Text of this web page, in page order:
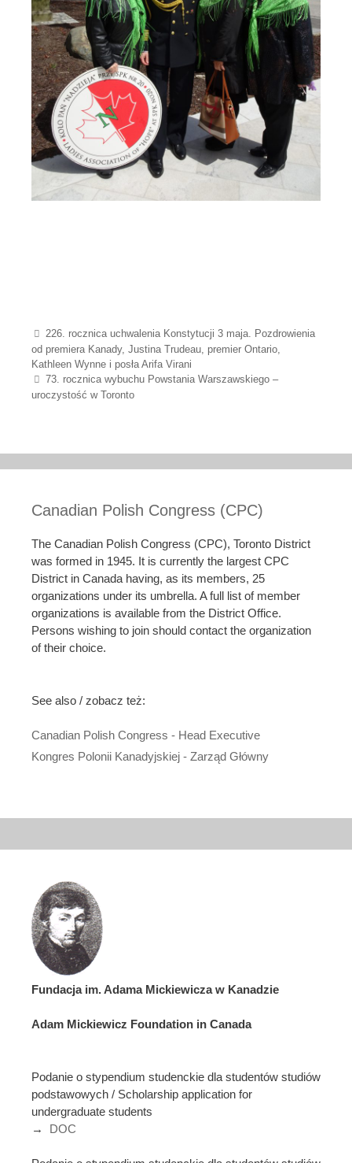
Post navigation
226. rocznica uchwalenia Konstytucji 3 maja. Pozdrowienia
od premiera Kanady, Justina Trudeau, premier Ontario,
Kathleen Wynne i posła Arifa Virani
73. rocznica wybuchu Powstania Warszawskiego –
uroczystość w Toronto
Canadian Polish Congress (CPC)
The Canadian Polish Congress (CPC), Toronto District
was formed in 1945. It is currently the largest CPC
District in Canada having, as its members, 25
organizations under its umbrella. A full list of member
organizations is available from the District Office.
Persons wishing to join should contact the organization
of their choice.
See also / zobacz też:
Canadian Polish Congress - Head Executive
Kongres Polonii Kanadyjskiej - Zarząd Główny
Fundacja im. Adama Mickiewicza w Kanadzie
Adam Mickiewicz Foundation in Canada
Podanie o stypendium studenckie dla studentów studiów
podstawowych / Scholarship application for
undergraduate students
→ DOC